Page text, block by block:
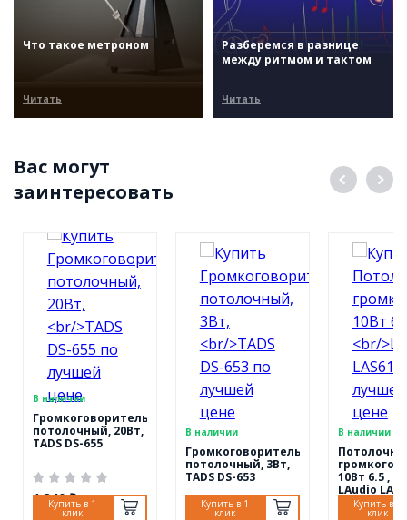
Что такое метроном
Читать
Разберемся в разнице
между ритмом и тактом
Читать
Вас могут
заинтересовать
В наличии
Громкоговоритель
потолочный, 20Вт,
TADS DS-655
1 340 ₽
Купить в 1
клик
В наличии
Громкоговоритель
потолочный, 3Вт,
TADS DS-653
Купить в 1
клик
В наличии
10Вт 6.5 ,
LAudio
Купить в 1
клик